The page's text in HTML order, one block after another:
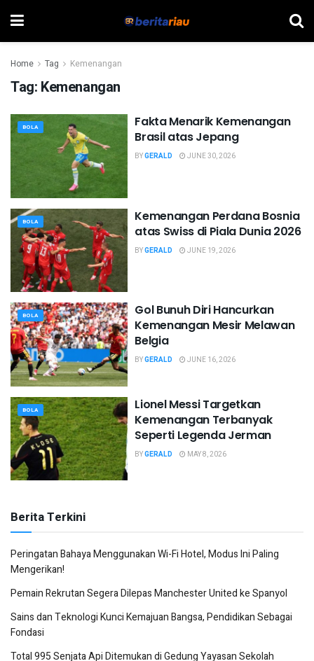
Home Tag Kemenangan
Tag: Kemenangan
BOLA
Fakta Menarik Kemenangan
Brasil atas Jepang
BYGERALD JUNE 30, 2026
BOLA
Kemenangan Perdana Bosnia
atas Swiss di Piala Dunia 2026
BYGERALD JUNE 19, 2026
BOLA
Gol Bunuh Diri Hancurkan
Kemenangan Mesir Melawan
Belgia
BYGERALD JUNE 16, 2026
BOLA
Lionel Messi Targetkan
Kemenangan Terbanyak
Seperti Legenda Jerman
BYGERALD MAY 8, 2026
Berita Terkini
Peringatan Bahaya Menggunakan Wi-Fi Hotel, Modus Ini Paling
Mengerikan!
Pemain Rekrutan Segera Dilepas Manchester United ke Spanyol
Sains dan Teknologi Kunci Kemajuan Bangsa, Pendidikan Sebagai
Fondasi
Total 995 Senjata Api Ditemukan di Gedung Yayasan Sekolah